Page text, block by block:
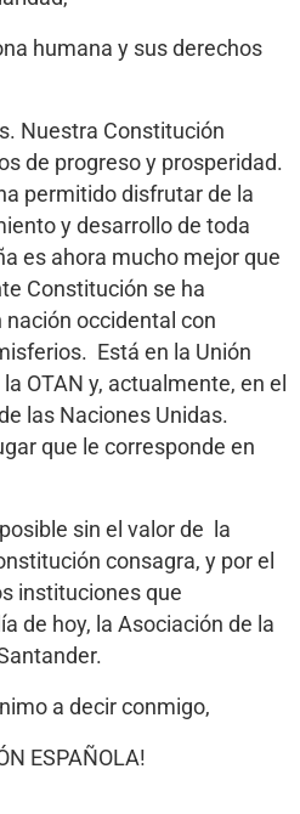
humana y sus derechos
Nuestra Constitución
de progreso y prosperidad.
permitido disfrutar de la
y desarrollo de toda
es ahora mucho mejor que
Constitución se ha
occidental con
Está en la Unión
OTAN y, actualmente, en el
las Naciones Unidas.
que le corresponde en
sin el valor de la
consagra, y por el
instituciones que
de hoy, la Asociación de la
a decir conmigo,
ESPAÑOLA!